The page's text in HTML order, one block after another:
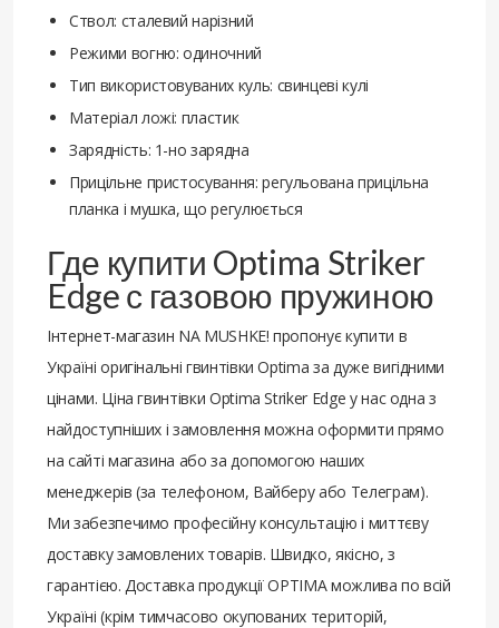
Ствол: сталевий нарізний
Режими вогню: одиночний
Тип використовуваних куль: свинцеві кулі
Матеріал ложі: пластик
Зарядність: 1-но зарядна
Прицільне пристосування: регульована прицільна
планка і мушка, що регулюється
Где купити Optima Striker
Edge с газовою пружиною
Інтернет-магазин NA MUSHKE! пропонує купити в
Україні оригінальні гвинтівки Optima за дуже вигідними
цінами. Ціна гвинтівки Optima Striker Edge у нас одна з
найдоступніших і замовлення можна оформити прямо
на сайті магазина або за допомогою наших
менеджерів (за телефоном, Вайберу або Телеграм).
Ми забезпечимо професійну консультацію і миттєву
доставку замовлених товарів. Швидко, якісно, з
гарантією. Доставка продукції OPTIMA можлива по всій
Україні (крім тимчасово окупованих територій,